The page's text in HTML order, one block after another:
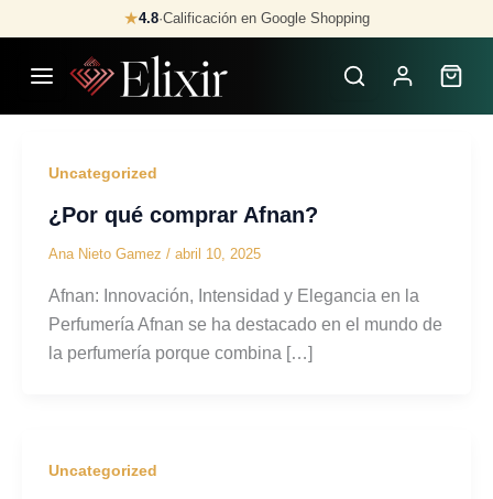
to
content
★4.8·Calificación en Google Shopping
Uncategorized
¿Por qué comprar Afnan?
Ana Nieto Gamez / abril 10, 2025
Afnan: Innovación, Intensidad y Elegancia en la
Perfumería Afnan se ha destacado en el mundo de
la perfumería porque combina […]
Uncategorized